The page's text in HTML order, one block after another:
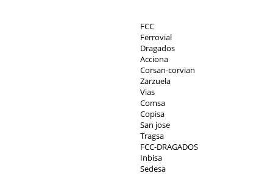
FCC
Ferrovial
Dragados
Acciona
Corsan-corvian
Zarzuela
Vias
Comsa
Copisa
San jose
Tragsa
FCC-DRAGADOS
Inbisa
Sedesa